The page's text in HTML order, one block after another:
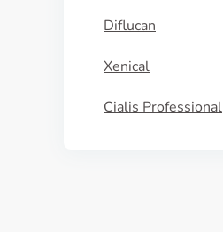
Diflucan
Xenical
Cialis Professional